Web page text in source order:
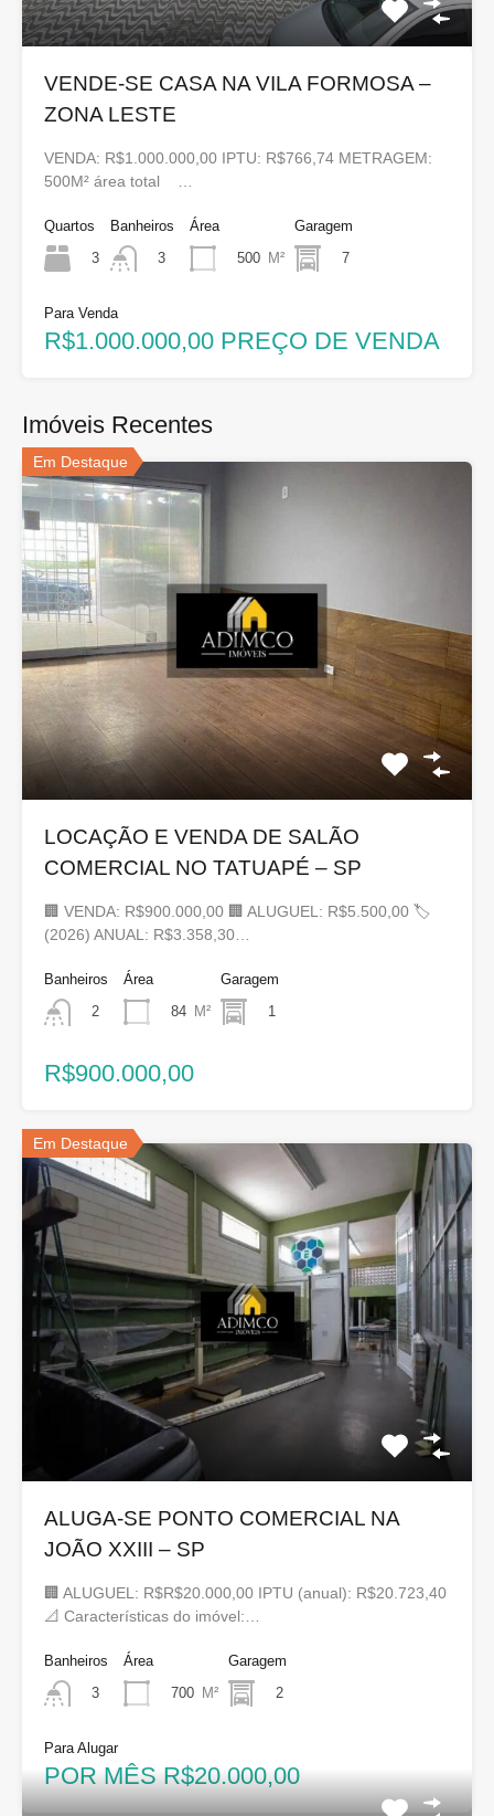
VENDE-SE CASA NA VILA FORMOSA –
ZONA LESTE
VENDA: R$1.000.000,00 IPTU: R$766,74 METRAGEM:
500M² área total …
Quartos
3
Banheiros
3
Área
500 M²
Garagem
7
Para Venda
R$1.000.000,00 PREÇO DE VENDA
Imóveis Recentes
Em Destaque
LOCAÇÃO E VENDA DE SALÃO
COMERCIAL NO TATUAPÉ – SP
🏢 VENDA: R$900.000,00 🏢 ALUGUEL: R$5.500,00 🏷
(2026) ANUAL: R$3.358,30…
Banheiros
2
Área
84 M²
Garagem
1
R$900.000,00
Em Destaque
ALUGA-SE PONTO COMERCIAL NA
JOÃO XXIII – SP
🏢 ALUGUEL: R$R$20.000,00 IPTU (anual): R$20.723,40
📐 Características do imóvel:…
Banheiros
3
Área
700 M²
Garagem
2
Para Alugar
POR MÊS R$20.000,00